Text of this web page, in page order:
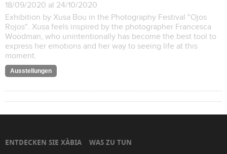
18/09/2020 al 24/10/2020
Exhibition by Xusa Bou in the Photography Festival "Ojos
Rojos". Xusa feels inspired by the photographer Francesca
Woodman, who unintentionally has become the best tool to
express her emotions and her way to seeing life at this
moment.
Ausstellungen
ENTDECKEN SIE XÀBIA WAS ZU TUN